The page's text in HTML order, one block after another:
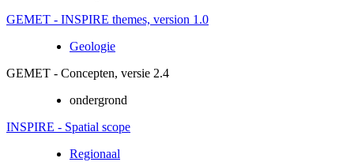
GEMET - INSPIRE themes, version 1.0
Geologie
GEMET - Concepten, versie 2.4
ondergrond
INSPIRE - Spatial scope
Regionaal